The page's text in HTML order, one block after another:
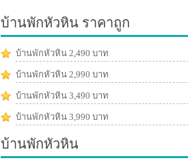
บ้านพักหัวหิน ราคาถูก
บ้านพักหัวหิน 2,490 บาท
บ้านพักหัวหิน 2,990 บาท
บ้านพักหัวหิน 3,490 บาท
บ้านพักหัวหิน 3,990 บาท
บ้านพักหัวหิน